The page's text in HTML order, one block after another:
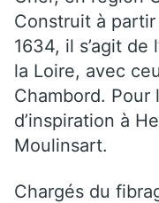
Construit à
1634, il s’agit de
la Loire, avec
Chambord. Pour
d’inspiration à
Moulinsart.
Chargés du